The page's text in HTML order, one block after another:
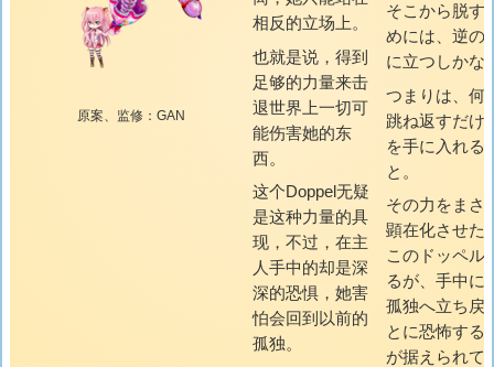
原案、监修：GAN
相反的立场上。
也就是说，得到
足够的力量来击
退世界上一切可
能伤害她的东
西。
这个Doppel无疑
是这种力量的具
现，不过，在主
人手中的却是深
深的恐惧，她害
怕会回到以前的
孤独。
そこから脱す
めには、逆の
に立つしかな
つまりは、何
跳ね返すだけ
を手に入れる
と。
その力をまさ
顕在化させた
このドッペル
るが、手中に
孤独へ立ち戻
とに恐怖する
が据えられて